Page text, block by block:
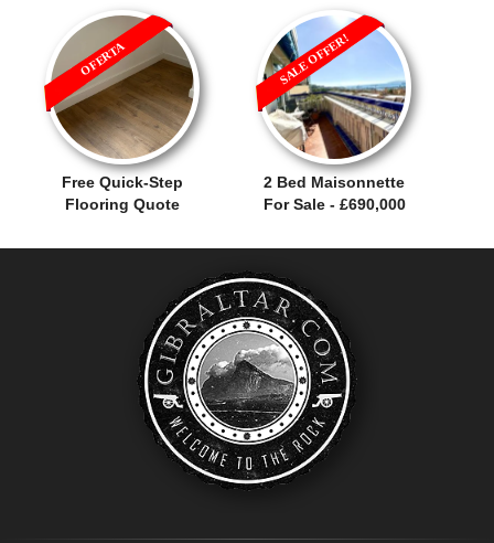
Free Quick-Step
Flooring Quote
OFERTA
2 Bed Maisonnette
For Sale - £690,000
SALE OFFER!